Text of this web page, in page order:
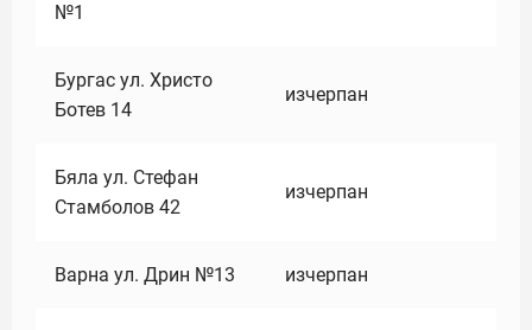
№1
Бургас ул. Христо
Ботев 14
изчерпан
Бяла ул. Стефан
Стамболов 42
изчерпан
Варна ул. Дрин №13 изчерпан